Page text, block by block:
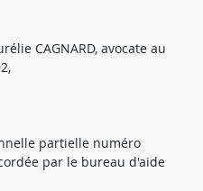
CAGNARD, avocate au
partielle numéro
par le bureau d'aide